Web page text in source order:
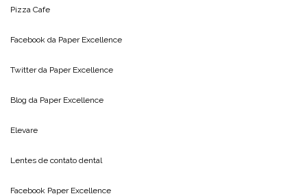
Pizza Cafe
Facebook da Paper Excellence
Twitter da Paper Excellence
Blog da Paper Excellence
Elevare
Lentes de contato dental
Facebook Paper Excellence